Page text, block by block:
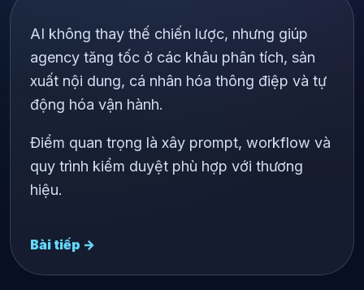
AI không thay thế chiến lược, nhưng giúp
agency tăng tốc ở các khâu phân tích, sản
xuất nội dung, cá nhân hóa thông điệp và tự
động hóa vận hành.
Điểm quan trọng là xây prompt, workflow và
quy trình kiểm duyệt phù hợp với thương
hiệu.
Bài tiếp →